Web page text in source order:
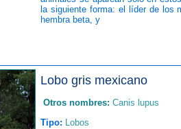
la siguiente forma: el líder de los
hembra beta, y
Lobo gris mexicano
Otros nombres: Canis lupus
Tipo: Lobos